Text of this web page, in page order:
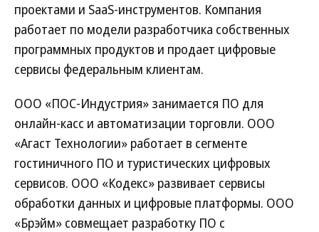
проектами и SaaS-инструментов. Компания
работает по модели разработчика собственных
программных продуктов и продает цифровые
сервисы федеральным клиентам.
ООО «ПОС-Индустрия» занимается ПО для
онлайн-касс и автоматизации торговли. ООО
«Агаст Технологии» работает в сегменте
гостиничного ПО и туристических цифровых
сервисов. ООО «Кодекс» развивает сервисы
обработки данных и цифровые платформы. ООО
«Брэйм» совмещает разработку ПО с